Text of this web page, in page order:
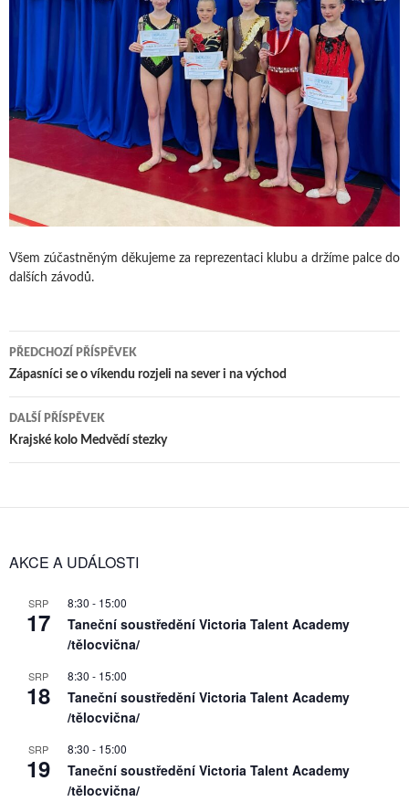
Všem zúčastněným děkujeme za reprezentaci klubu a držíme palce do
dalších závodů.
Navigace
pro
příspěvky
PŘEDCHOZÍ PŘÍSPĚVEK
Zápasníci se o víkendu rozjeli na sever i na východ
DALŠÍ PŘÍSPĚVEK
Krajské kolo Medvědí stezky
AKCE A UDÁLOSTI
SRP
17
8:30 - 15:00
Taneční soustředění Victoria Talent Academy
/tělocvična/
SRP
18
8:30 - 15:00
Taneční soustředění Victoria Talent Academy
/tělocvična/
SRP
19
8:30 - 15:00
Taneční soustředění Victoria Talent Academy
/tělocvična/